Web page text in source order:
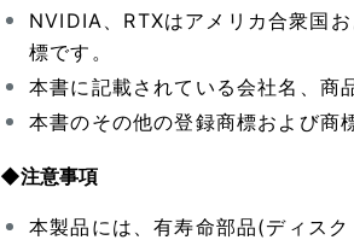
NVIDIA、RTXはアメリカ合衆国
標です。
本書に記載されている会社名、商
本書のその他の登録商標および商
◆注意事項
本製品には、有寿命部品(ディス